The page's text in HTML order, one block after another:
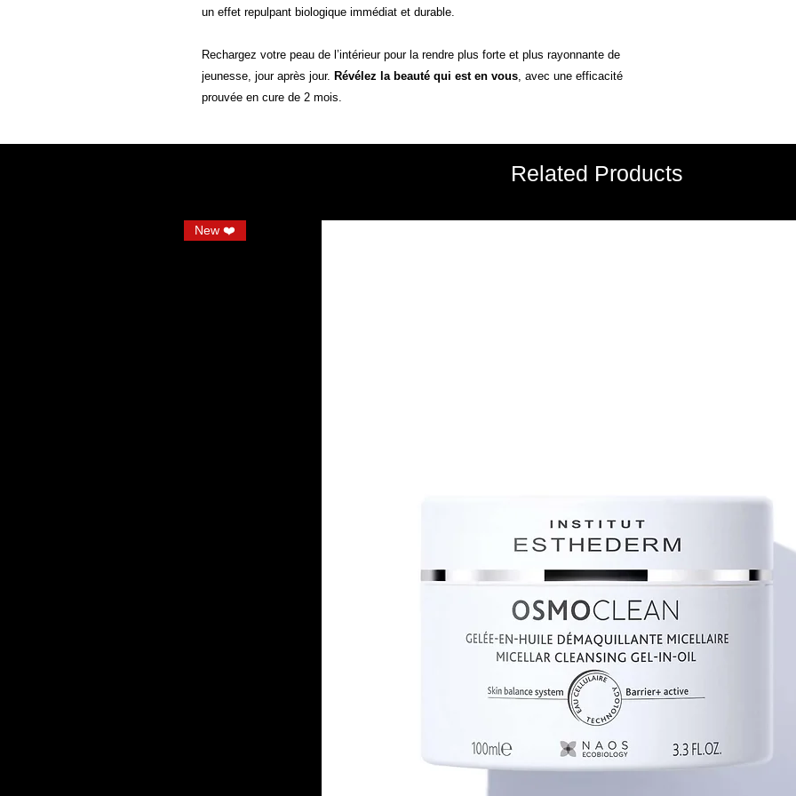
un effet repulpant biologique immédiat et durable.
Rechargez votre peau de l’intérieur pour la rendre plus forte et plus rayonnante de
jeunesse, jour après jour. Révélez la beauté qui est en vous, avec une efficacité
prouvée en cure de 2 mois.
Related Products
New ❤️